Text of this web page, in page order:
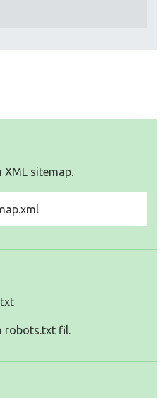
XML sitemap.
robots.txt fil.